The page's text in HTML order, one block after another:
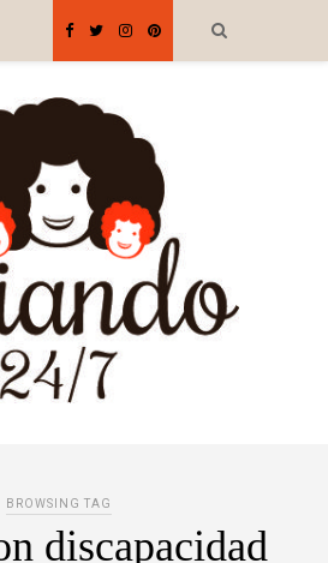
BROWSING TAG
discapacidad